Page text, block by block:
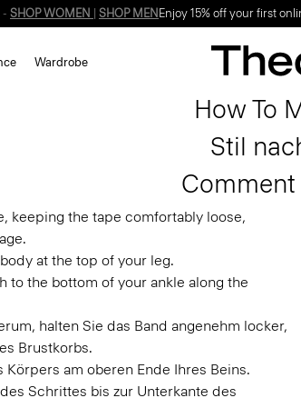
Enjoy 15% off your first
Wardrobe
How To
Stil
keeping the tape comfortably loose,
at the top of your leg.
the bottom of your ankle along the
halten Sie das Band angenehm locker,
Brustkorbs.
am oberen Ende Ihres Beins.
Schrittes bis zur Unterkante des